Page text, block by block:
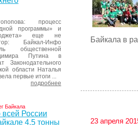
процесс
программы» и
еще не
Байкал-Инфо
общественной
Путина в
Законодательного
области Наталья
первые итоги ...
подробнее
Байкала
России
4.5 тонны
Байкала в
23 апреля